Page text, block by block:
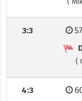
3:3
(
4:3